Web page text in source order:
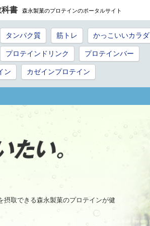
書 森永製菓のプロテインのポータルサイト
タンパク質 筋トレ かっこいいカラダ
プロテインドリンク プロテインバー
ン カゼインプロテイン
取できる森永製菓のプロテインが健